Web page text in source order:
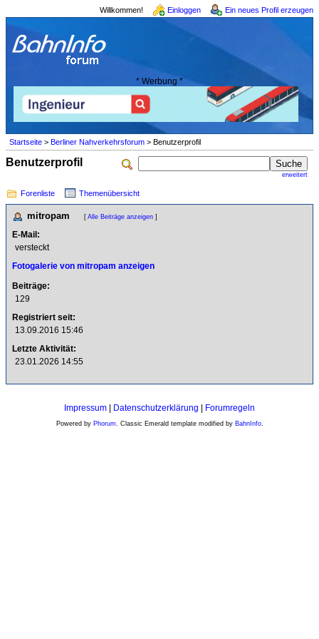
Willkommen! Einloggen Ein neues Profil erzeugen
* Werbung *
Startseite > Berliner Nahverkehrsforum > Benutzerprofil
erweitert
Benutzerprofil
Forenliste Themenübersicht
mitropam [ Alle Beiträge anzeigen ]
E-Mail:
versteckt
Fotogalerie von mitropam anzeigen
Beiträge:
129
Registriert seit:
13.09.2016 15:46
Letzte Aktivität:
23.01.2026 14:55
Impressum Datenschutzerklärung Forumregeln
Powered by Phorum. Classic Emerald template modified by BahnInfo.